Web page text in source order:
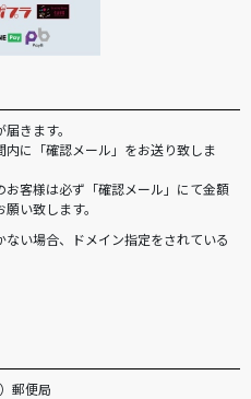
きます。
に「確認メール」をお送り致しま
客様は必ず「確認メール」にて金額
い致します。
ない場合、ドメイン指定をされている
郵便局